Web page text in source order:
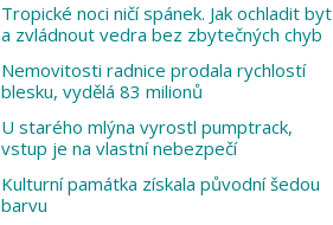
Tropické noci ničí spánek. Jak ochladit byt
a zvládnout vedra bez zbytečných chyb
Nemovitosti radnice prodala rychlostí
blesku, vydělá 83 milionů
U starého mlýna vyrostl pumptrack,
vstup je na vlastní nebezpečí
Kulturní památka získala původní šedou
barvu